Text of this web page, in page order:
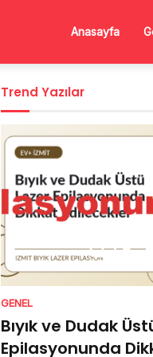
Anasayfa
Trend Yazılar
GENEL
Bıyık ve Dudak
Epilasyonunda